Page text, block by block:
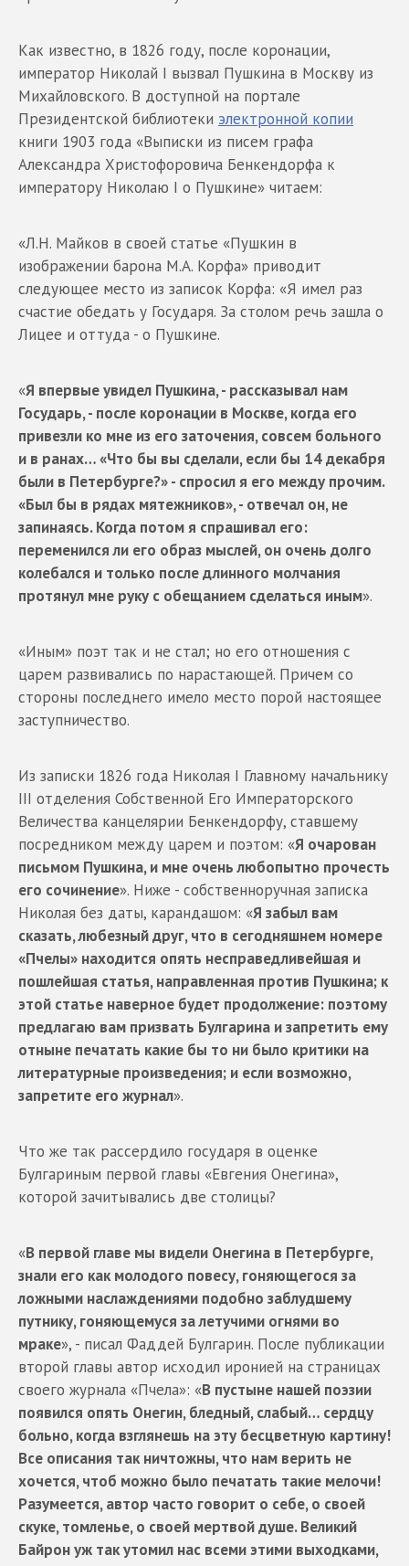
Как известно, в 1826 году, после коронации,
император Николай I вызвал Пушкина в Москву из
Михайловского. В доступной на портале
Президентской библиотеки электронной копии
книги 1903 года «Выписки из писем графа
Александра Христофоровича Бенкендорфа к
императору Николаю I о Пушкине» читаем:
«Л.Н. Майков в своей статье «Пушкин в
изображении барона М.А. Корфа» приводит
следующее место из записок Корфа: «Я имел раз
счастие обедать у Государя. За столом речь зашла о
Лицее и оттуда - о Пушкине.
«Я впервые увидел Пушкина, - рассказывал нам
Государь, - после коронации в Москве, когда его
привезли ко мне из его заточения, совсем больного
и в ранах… «Что бы вы сделали, если бы 14 декабря
были в Петербурге?» - спросил я его между прочим.
«Был бы в рядах мятежников», - отвечал он, не
запинаясь. Когда потом я спрашивал его:
переменился ли его образ мыслей, он очень долго
колебался и только после длинного молчания
протянул мне руку с обещанием сделаться иным».
«Иным» поэт так и не стал; но его отношения с
царем развивались по нарастающей. Причем со
стороны последнего имело место порой настоящее
заступничество.
Из записки 1826 года Николая I Главному начальнику
III отделения Собственной Его Императорского
Величества канцелярии Бенкендорфу, ставшему
посредником между царем и поэтом: «Я очарован
письмом Пушкина, и мне очень любопытно прочесть
его сочинение». Ниже - собственноручная записка
Николая без даты, карандашом: «Я забыл вам
сказать, любезный друг, что в сегодняшнем номере
«Пчелы» находится опять несправедливейшая и
пошлейшая статья, направленная против Пушкина; к
этой статье наверное будет продолжение: поэтому
предлагаю вам призвать Булгарина и запретить ему
отныне печатать какие бы то ни было критики на
литературные произведения; и если возможно,
запретите его журнал».
Что же так рассердило государя в оценке
Булгариным первой главы «Евгения Онегина»,
которой зачитывались две столицы?
«В первой главе мы видели Онегина в Петербурге,
знали его как молодого повесу, гоняющегося за
ложными наслаждениями подобно заблудшему
путнику, гоняющемуся за летучими огнями во
мраке», - писал Фаддей Булгарин. После публикации
второй главы автор исходил иронией на страницах
своего журнала «Пчела»: «В пустыне нашей поэзии
появился опять Онегин, бледный, слабый… сердцу
больно, когда взглянешь на эту бесцветную картину!
Все описания так ничтожны, что нам верить не
хочется, чтоб можно было печатать такие мелочи!
Разумеется, автор часто говорит о себе, о своей
скуке, томленье, о своей мертвой душе. Великий
Байрон уж так утомил нас всеми этими выходками,